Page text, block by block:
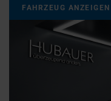
FAHRZEUG ANZEIGEN